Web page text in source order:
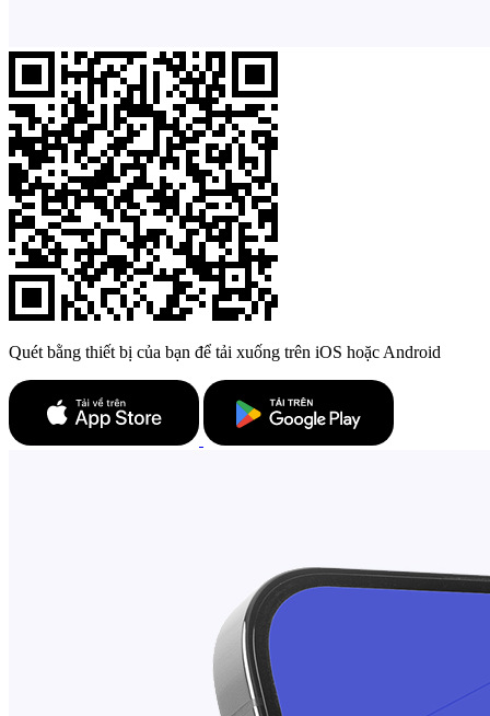
Quét bằng thiết bị của bạn để tải xuống trên iOS hoặc Android